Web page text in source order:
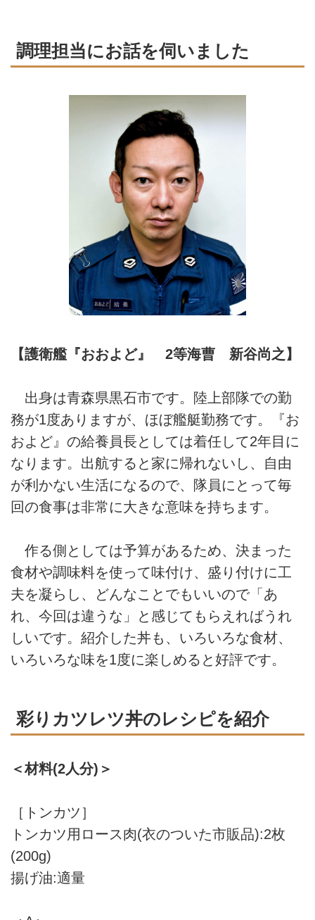
調理担当にお話を伺いました
【護衛艦『おおよど』 2等海曹 新谷尚之】
出身は青森県黒石市です。陸上部隊での勤
務が1度ありますが、ほぼ艦艇勤務です。『お
およど』の給養員長としては着任して2年目に
なります。出航すると家に帰れないし、自由
が利かない生活になるので、隊員にとって毎
回の食事は非常に大きな意味を持ちます。
作る側としては予算があるため、決まった
食材や調味料を使って味付け、盛り付けに工
夫を凝らし、どんなことでもいいので「あ
れ、今回は違うな」と感じてもらえればうれ
しいです。紹介した丼も、いろいろな食材、
いろいろな味を1度に楽しめると好評です。
彩りカツレツ丼のレシピを紹介
＜材料(2人分)＞
［トンカツ］
トンカツ用ロース肉(衣のついた市販品):2枚
(200g)
揚げ油:適量